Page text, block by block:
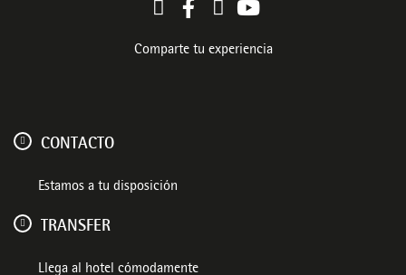
Comparte tu experiencia
CONTACTO
Estamos a tu disposición
TRANSFER
Llega al hotel cómodamente